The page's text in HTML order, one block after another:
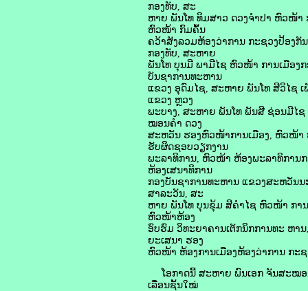
ກອງທັບ, ສະ
ຫາຍ ພັນໂທ ທິມສາວ ດວງຈໍາປາ ຫົວໜ້າ
ຫົວໜ້າ ກົມຄົ້ນ
ຄວ້າສັງລວມຫ້ອງວ່າການ ກະຊວງປ້ອງ
ກອງທັບ, ສະຫາຍ
ພັນໂທ ບຸນມີ ພາມີໄຊ ຫົວໜ້າ ການເມືອງ
ບັນຊາການທະຫານ
ແຂວງ ອຸດົມໄຊ, ສະຫາຍ ພັນໂທ ສີວິໄຊ
ແຂວງ ຫຼວງ
ພະບາງ, ສະຫາຍ ພັນໂທ ພັນສີ ຊ່ອນມີໄ
ໝອນຄໍາ ດວງ
ສະຫວັນ ຮອງຫົວໜ້າການເມືອງ, ຫົວໜ້າ
ຮັບຜິດຊອບວຽກງານ
ພະລາທິການ, ຫົວໜ້າ ຫ້ອງພະລາທິການ
ຫ້ອງເສນາທິການ
ກອງບັນຊາການທະຫານ ແຂວງສະຫວັນ
ສາລະວັນ, ສະ
ຫາຍ ພັນໂທ ບຸນຂຸ້ມ ສີຄໍາໄຊ ຫົວໜ້າ ກາ
ຫົວໜ້າຫ້ອງ
ອົບຮົມ ວິທະຍາຄານເຕັກນິກການທະ ຫາ
ຍະເສນາ ຮອງ
ຫົວໜ້າ ຫ້ອງການເມືອງຫ້ອງວ່າການ ກະ
ໂອກາດນີ້ ສະຫາຍ ພົນເອກ ຈັນສະໝອ
ເລື່ອນຊັ້ນໃໝ່